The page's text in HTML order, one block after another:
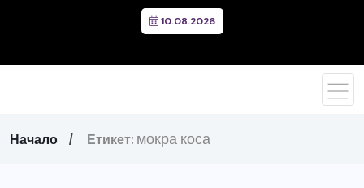
10.08.2026
Начало Етикет: мокра коса